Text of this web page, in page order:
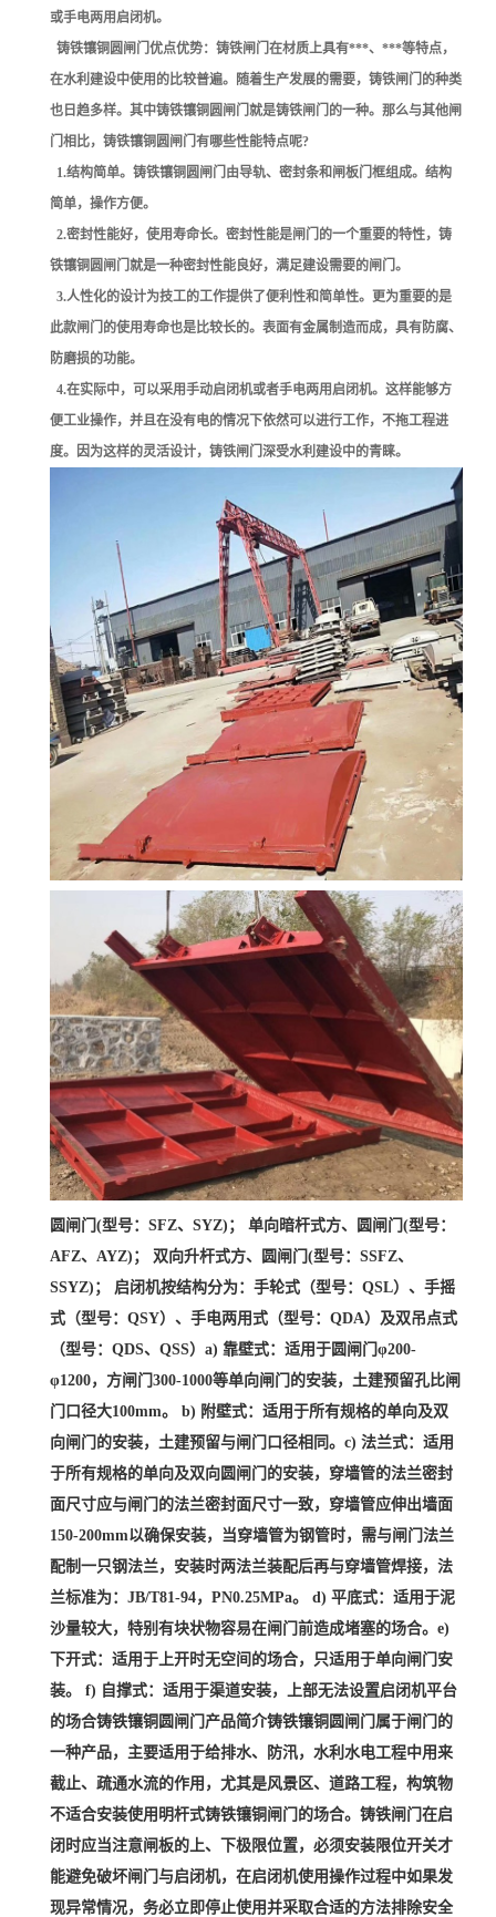
或手电两用启闭机。
铸铁镶铜圆闸门优点优势：铸铁闸门在材质上具有***、***等特点，
在水利建设中使用的比较普遍。随着生产发展的需要，铸铁闸门的种类
也日趋多样。其中铸铁镶铜圆闸门就是铸铁闸门的一种。那么与其他闸
门相比，铸铁镶铜圆闸门有哪些性能特点呢?
1.结构简单。铸铁镶铜圆闸门由导轨、密封条和闸板门框组成。结构
简单，操作方便。
2.密封性能好，使用寿命长。密封性能是闸门的一个重要的特性，铸
铁镶铜圆闸门就是一种密封性能良好，满足建设需要的闸门。
3.人性化的设计为技工的工作提供了便利性和简单性。更为重要的是
此款闸门的使用寿命也是比较长的。表面有金属制造而成，具有防腐、
防磨损的功能。
4.在实际中，可以采用手动启闭机或者手电两用启闭机。这样能够方
便工业操作，并且在没有电的情况下依然可以进行工作，不拖工程进
度。因为这样的灵活设计，铸铁闸门深受水利建设中的青睐。
圆闸门(型号：SFZ、SYZ)； 单向暗杆式方、圆闸门(型号：
AFZ、AYZ)； 双向升杆式方、圆闸门(型号：SSFZ、
SSYZ)； 启闭机按结构分为：手轮式（型号：QSL）、手摇
式（型号：QSY）、手电两用式（型号：QDA）及双吊点式
（型号：QDS、QSS）a) 靠壁式：适用于圆闸门φ200-
φ1200，方闸门300-1000等单向闸门的安装，土建预留孔比闸
门口径大100mm。 b) 附壁式：适用于所有规格的单向及双
向闸门的安装，土建预留与闸门口径相同。c) 法兰式：适用
于所有规格的单向及双向圆闸门的安装，穿墙管的法兰密封
面尺寸应与闸门的法兰密封面尺寸一致，穿墙管应伸出墙面
150-200mm以确保安装，当穿墙管为钢管时，需与闸门法兰
配制一只钢法兰，安装时两法兰装配后再与穿墙管焊接，法
兰标准为：JB/T81-94，PN0.25MPa。 d) 平底式：适用于泥
沙量较大，特别有块状物容易在闸门前造成堵塞的场合。e)
下开式：适用于上开时无空间的场合，只适用于单向闸门安
装。 f) 自撑式：适用于渠道安装，上部无法设置启闭机平台
的场合铸铁镶铜圆闸门产品简介铸铁镶铜圆闸门属于闸门的
一种产品，主要适用于给排水、防汛，水利水电工程中用来
截止、疏通水流的作用，尤其是风景区、道路工程，构筑物
不适合安装使用明杆式铸铁镶铜闸门的场合。铸铁闸门在启
闭时应当注意闸板的上、下极限位置，必须安装限位开关才
能避免破坏闸门与启闭机，在启闭机使用操作过程中如果发
现异常情况，务必立即停止使用并采取合适的方法排除安全